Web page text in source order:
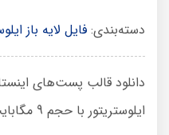
دسته‌بندی: فایل لایه باز
دانلود قالب پست‌های
ایلوستریتور با حجم 9 مگابایت در